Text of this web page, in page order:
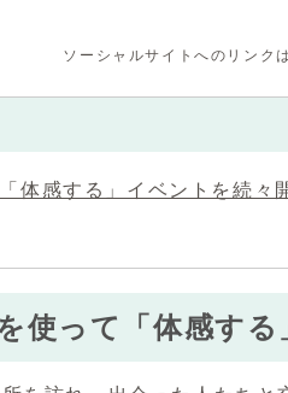
ソーシャルサイトへのリンク
体感する」イベントを続々
使って「体感す